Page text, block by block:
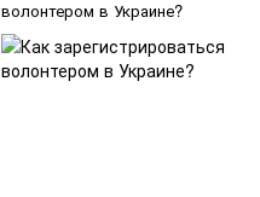
волонтером в Украине?